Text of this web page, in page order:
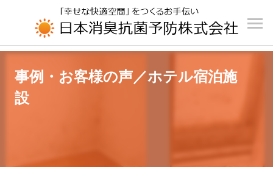
UA-196110426-1
事例・お客様の声／ホテル宿泊施
設